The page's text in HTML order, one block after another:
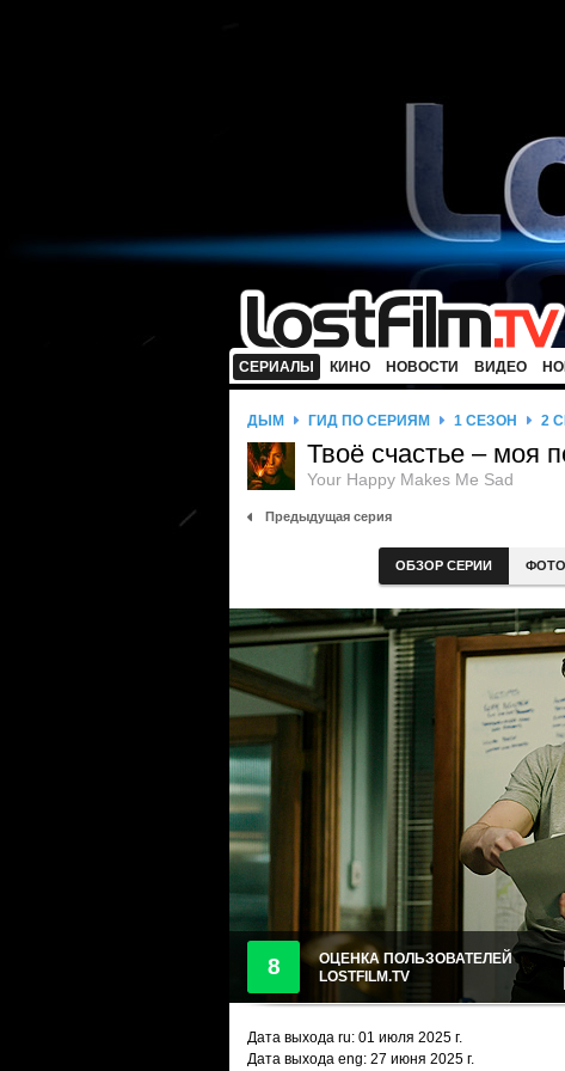
СЕРИАЛЫ КИНО НОВОСТИ ВИДЕО
ДЫМ ГИД ПО СЕРИЯМ 1 СЕЗОН 2
Твоё счастье – моя
Your Happy Makes Me Sad
Предыдущая серия
ОБЗОР СЕРИИ ФОТО
8
ОЦЕНКА ПОЛЬЗОВАТЕЛЕЙ
LOSTFILM.TV
Дата выхода ru: 01 июля 2025 г.
Дата выхода eng: 27 июня 2025 г.